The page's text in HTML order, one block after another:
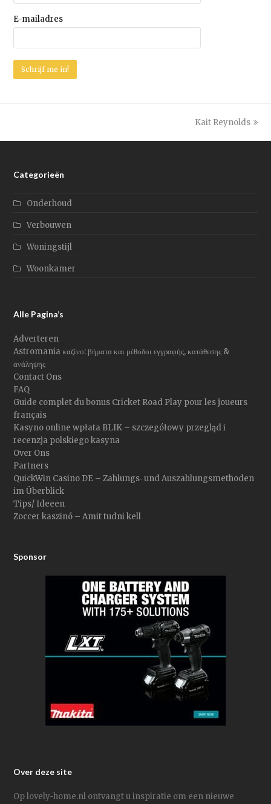
E-mailadres
next
Kait Reynolds
Categorieën
Onderhoud
Verbouwen
Woningstijl
Woonkamer
Alle Pagina’s
Adverteren
Astromania καζίνο: βήματα και μέθοδοι εγγραφής, κατάθεσης &
ανάληψης
Contact Ons
FAQ
Guide complet du bonus Cricket Road Play pour les joueurs
français
Kasyno online wpłata BLIK – szczegółowy przegląd i
recenzja polskiego kasyna
Over Ons
Partners
QuickWin Casino DE – Zahlungs‑ und Auszahlungsmethoden
im Überblick
Tips/ Ideeen
Zoccer kaszinó – Amit tudni kell
Sponsor
Over deze site
Op lovely-home.nl ontvangt u inspiratie om een nieuwe